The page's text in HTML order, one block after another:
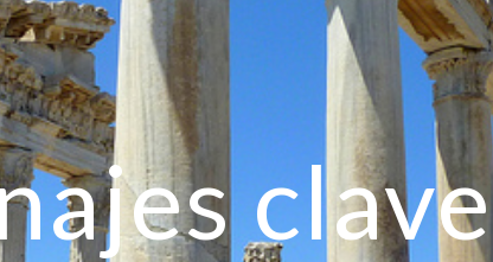
Skip to navigation
clave